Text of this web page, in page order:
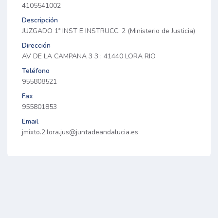
4105541002
Descripción
JUZGADO 1ª INST E INSTRUCC. 2 (Ministerio de Justicia)
Dirección
AV DE LA CAMPANA 3 3 ; 41440 LORA RIO
Teléfono
955808521
Fax
955801853
Email
jmixto.2.lora.jus@juntadeandalucia.es